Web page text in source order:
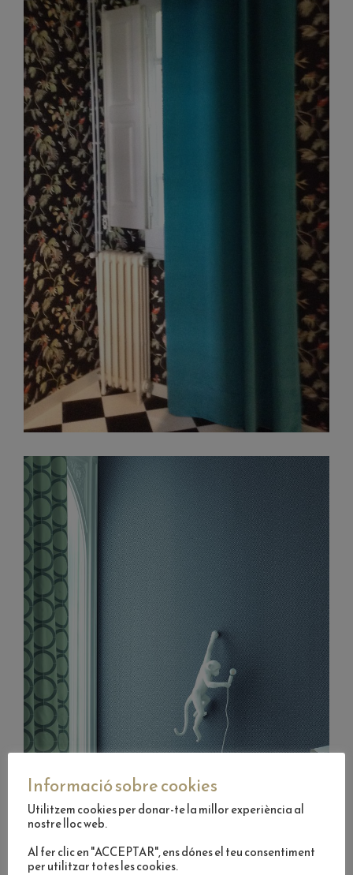
Informació sobre cookies
Utilitzem cookies per donar-te la millor experiència al
nostre lloc web.
Al fer clic en "ACCEPTAR", ens dónes el teu consentiment
per utilitzar totes les cookies.